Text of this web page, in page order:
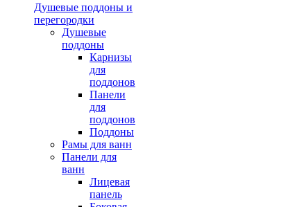
Душевые поддоны и
перегородки
Душевые
поддоны
Карнизы
для
поддонов
Панели
для
поддонов
Поддоны
Рамы для ванн
Панели для
ванн
Лицевая
панель